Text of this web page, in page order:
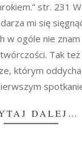
str. 231
mi się
w ogóle nie znam
twórczości. Tak
którym
DALEJ…